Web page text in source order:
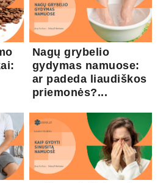
Nagų grybelio
gydymas namuose:
ar padeda liaudiškos
priemonės?...